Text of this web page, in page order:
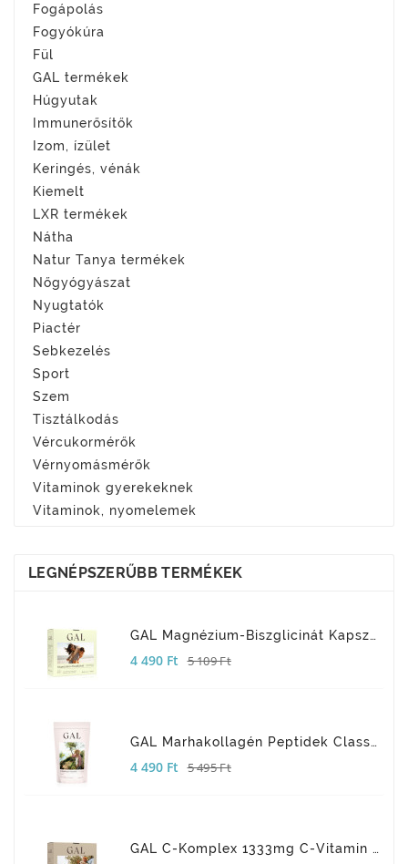
Fogápolás
Fogyókúra
Fül
GAL termékek
Húgyutak
Immunerősítők
Izom, ízület
Keringés, vénák
Kiemelt
LXR termékek
Nátha
Natur Tanya termékek
Nőgyógyászat
Nyugtatók
Piactér
Sebkezelés
Sport
Szem
Tisztálkodás
Vércukormérők
Vérnyomásmérők
Vitaminok gyerekeknek
Vitaminok, nyomelemek
LEGNÉPSZERŰBB TERMÉKEK
GAL Magnézium-Biszglicinát Kapszula 90x
4 490 Ft 5 109 Ft
GAL Marhakollagén Peptidek Classic 300g
4 490 Ft 5 495 Ft
GAL C-Komplex 1333mg C-Vitamin Kapszula 90x